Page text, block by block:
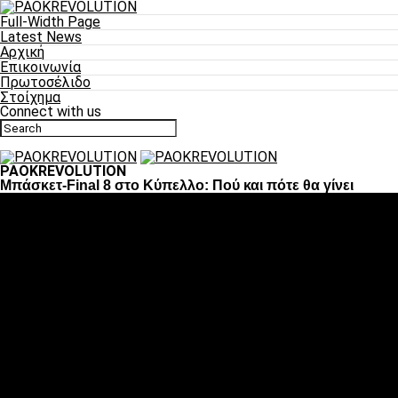
Full-Width Page
Latest News
Αρχική
Επικοινωνία
Πρωτοσέλιδο
Στοίχημα
Connect with us
PAOKREVOLUTION
Μπάσκετ-Final 8 στο Κύπελλο: Πού και πότε θα γίνει